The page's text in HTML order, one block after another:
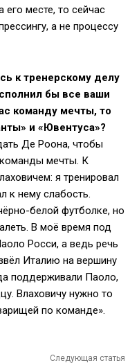
его месте, то сейчас
а не процессу
к тренерскому делу
бы все ваши
команду мечты, то
и «Ювентуса»?
Де Роона, чтобы
мечты. К
я тренировал
к нему слабость.
белой футболке, но
В моё время под
Росси, а ведь речь
Италию на вершину
поддерживали Паоло,
Влаховичу нужно то
по команде».
Следующая статья